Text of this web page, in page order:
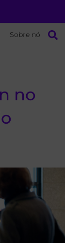
Sobre nós
no